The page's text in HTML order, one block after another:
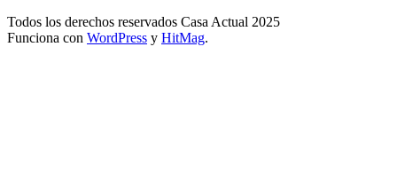
Todos los derechos reservados Casa Actual 2025
Funciona con WordPress y HitMag.